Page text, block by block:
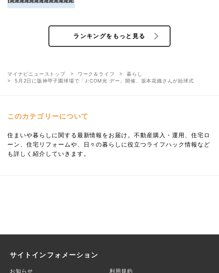
ランキングをもっと見る
マイナビニューストップ ワーク＆ライフ
暮らし
5月2日に阪神甲子園球場で「J:COM光 デー」開催、坂本花織さんが始球式
このカテゴリーについて
住まいや暮らしに関する最新情報をお届け。不動産購入・運用、住宅ロ
ーン、住宅リフォームや、日々の暮らしに役立つライフハック情報など
も詳しく紹介していきます。
サイトインフォメーション
お知らせ 利用規約